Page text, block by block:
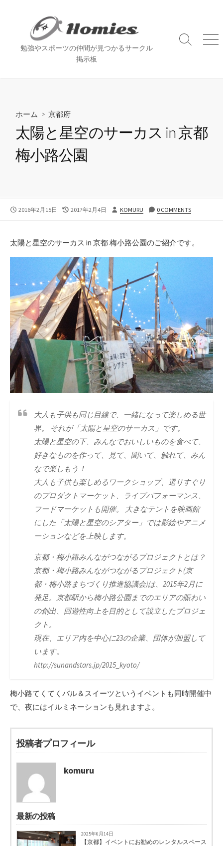
ス
勉強やスポーツの仲間が見つかるサークル
掲示板
検
メ
ホーム > 京都府
太陽と星空のサーカス in 京都
梅小路公園
公
2016年2月15日
最
日
2017年2月4日
投
KOMURU 0 COMMENTS
太陽と星空のサーカス in 京都 梅小路公園のご紹介です。
大人も子供も同じ目線で、一緒になって楽しめる世
界。 それが「太陽と星空のサーカス」です。
太陽と星空の下、みんなでおいしいものを食べて、
好きなものを作って、見て、聞いて、触れて、みん
なで楽しもう！
大人も子供も楽しめるワークショップ、選りすぐり
のプロダクトマーケット、ライブパフォーマンス、
フードマーケットも開催。 大きなテントを映画館
にした「太陽と星空のシアター」では影絵やアニメ
ーションなどを上映します。
京都・梅小路みんながつながるプロジェクトとは？
京都・梅小路みんながつながるプロジェクト(京
都・梅小路まちづくり推進協議会)は、2015年2月に
発足。京都駅から梅小路公園までのエリアの賑わい
の創出、回遊性向上を目的として設立したプロジェ
クト。
現在、エリア内を中心に23の企業、団体が加盟して
います。
http://sunandstars.jp/2015_kyoto/
梅小路てくてくバル＆スイーツというイベントも同時開催中
で、夜にはイルミネーションも見れますよ。
投稿者プロフィール
komuru
最新の投稿
2025年6月14日
【京都】イベントにお勧めのレンタルスペース